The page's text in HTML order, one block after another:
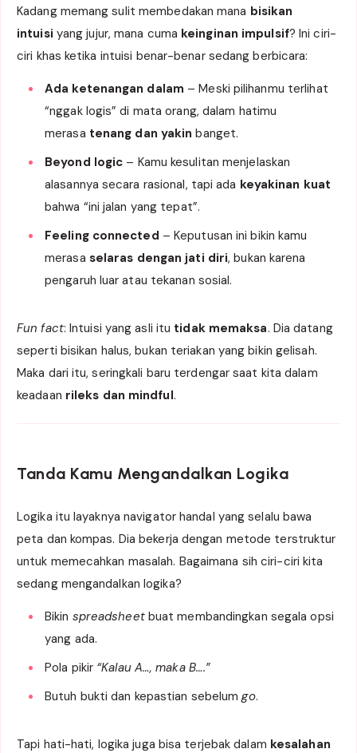
Kadang memang sulit membedakan mana bisikan
intuisi yang jujur, mana cuma keinginan impulsif? Ini ciri-
ciri khas ketika intuisi benar-benar sedang berbicara:
Ada ketenangan dalam – Meski pilihanmu terlihat
“nggak logis” di mata orang, dalam hatimu
merasa tenang dan yakin banget.
Beyond logic – Kamu kesulitan menjelaskan
alasannya secara rasional, tapi ada keyakinan kuat
bahwa “ini jalan yang tepat”.
Feeling connected – Keputusan ini bikin kamu
merasa selaras dengan jati diri, bukan karena
pengaruh luar atau tekanan sosial.
Fun fact: Intuisi yang asli itu tidak memaksa. Dia datang
seperti bisikan halus, bukan teriakan yang bikin gelisah.
Maka dari itu, seringkali baru terdengar saat kita dalam
keadaan rileks dan mindful.
Tanda Kamu Mengandalkan Logika
Logika itu layaknya navigator handal yang selalu bawa
peta dan kompas. Dia bekerja dengan metode terstruktur
untuk memecahkan masalah. Bagaimana sih ciri-ciri kita
sedang mengandalkan logika?
Bikin spreadsheetbuat membandingkan segala opsi
yang ada.
Pola pikir “Kalau A…, maka B….”
Butuh bukti dan kepastian sebelumgo.
Tapi hati-hati, logika juga bisa terjebak dalam kesalahan